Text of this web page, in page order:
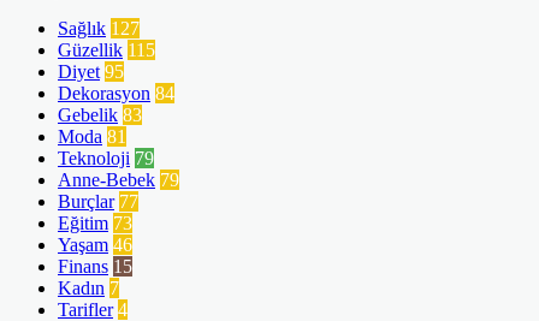
Sağlık 127
Güzellik 115
Diyet 95
Dekorasyon 84
Gebelik 83
Moda 81
Teknoloji 79
Anne-Bebek 79
Burçlar 77
Eğitim 73
Yaşam 46
Finans 15
Kadın 7
Tarifler 4